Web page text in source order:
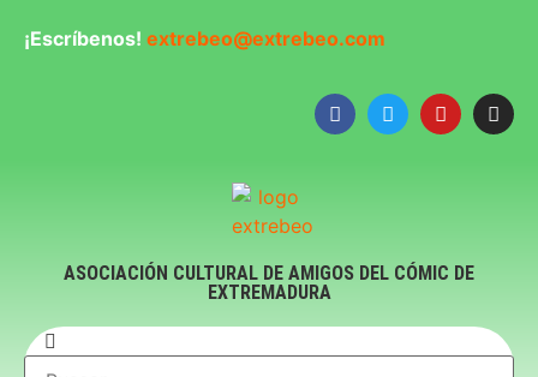
¡Escríbenos! extrebeo@extrebeo.com
ASOCIACIÓN CULTURAL DE AMIGOS DEL CÓMIC DE
EXTREMADURA